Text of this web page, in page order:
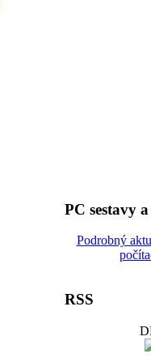
PC sestavy
Podrobný
RSS